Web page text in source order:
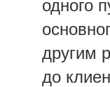
одного
другим
до